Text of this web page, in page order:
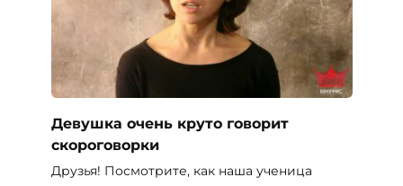
Девушка очень круто говорит
скороговорки
Друзья! Посмотрите, как наша ученица